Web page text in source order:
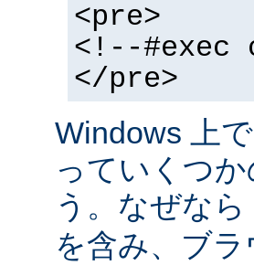
<pre>
<!--#exec
</pre>
Windows 上
っていくつ
う。なぜなら
を含み、ブ